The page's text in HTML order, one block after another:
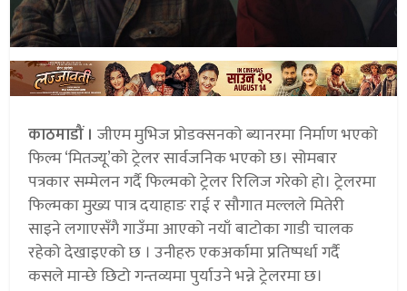
काठमाडौं । जीएम मुभिज प्रोडक्सनको ब्यानरमा निर्माण भएको
फिल्म ‘मितज्यू’को ट्रेलर सार्वजनिक भएको छ। सोमबार
पत्रकार सम्मेलन गर्दै फिल्मको ट्रेलर रिलिज गरेको हो। ट्रेलरमा
फिल्मका मुख्य पात्र दयाहाङ राई र सौगात मल्लले मितेरी
साइने लगाएसँगै गाउँमा आएको नयाँ बाटोका गाडी चालक
रहेको देखाइएको छ । उनीहरु एकअर्कामा प्रतिष्पर्धा गर्दै
कसले मान्छे छिटो गन्तव्यमा पुर्याउने भन्ने ट्रेलरमा छ।